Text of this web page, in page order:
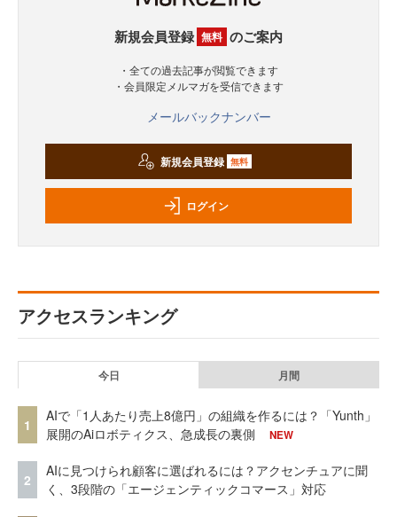
新規会員登録 無料 のご案内
・全ての過去記事が閲覧できます
・会員限定メルマガを受信できます
メールバックナンバー
新規会員登録 無料
ログイン
アクセスランキング
今日 月間
1
AIで「1人あたり売上8億円」の組織を作るには？「Yunth」
展開のAiロボティクス、急成長の裏側
NEW
2
AIに見つけられ顧客に選ばれるには？アクセンチュアに聞
く、3段階の「エージェンティックコマース」対応